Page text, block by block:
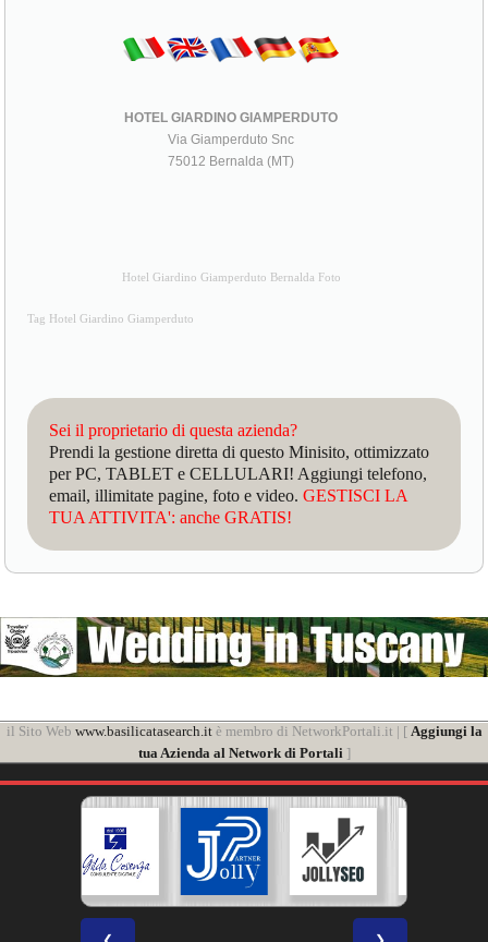
HOTEL GIARDINO GIAMPERDUTO
Via Giamperduto Snc
75012 Bernalda (MT)
Hotel Giardino Giamperduto Bernalda Foto
Tag Hotel Giardino Giamperduto
Sei il proprietario di questa azienda?
Prendi la gestione diretta di questo Minisito, ottimizzato
per PC, TABLET e CELLULARI! Aggiungi telefono,
email, illimitate pagine, foto e video.GESTISCI LA
TUA ATTIVITA': anche GRATIS!
il Sito Web www.basilicatasearch.itè membro di NetworkPortali.it | [ Aggiungi la
tua Azienda al Network di Portali]